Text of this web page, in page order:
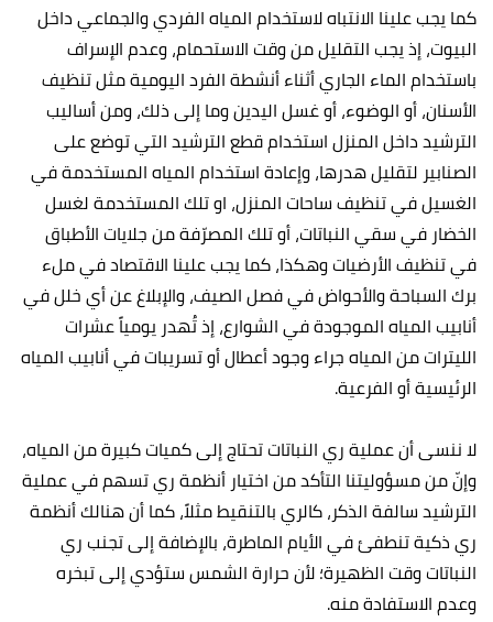
كما يجب علينا الانتباه لاستخدام المياه الفردي والجماعي داخل
البيوت، إذ يجب التقليل من وقت الاستحمام، وعدم الإسراف
باستخدام الماء الجاري أثناء أنشطة الفرد اليومية مثل تنظيف
الأسنان، أو الوضوء، أو غسل اليدين وما إلى ذلك، ومن أساليب
الترشيد داخل المنزل استخدام قطع الترشيد التي توضع على
الصنابير لتقليل هدرها، وإعادة استخدام المياه المستخدمة في
الغسيل في تنظيف ساحات المنزل، او تلك المستخدمة لغسل
الخضار في سقي النباتات، أو تلك المصرّفة من جلايات الأطباق
في تنظيف الأرضيات وهكذا، كما يجب علينا الاقتصاد في ملء
برك السباحة والأحواض في فصل الصيف، والإبلاغ عن أي خلل في
أنابيب المياه الموجودة في الشوارع، إذ تُهدر يومياً عشرات
الليترات من المياه جراء وجود أعطال أو تسريبات في أنابيب المياه
الرئيسية أو الفرعية.
لا ننسى أن عملية ري النباتات تحتاج إلى كميات كبيرة من المياه،
وإنّ من مسؤوليتنا التأكد من اختيار أنظمة ري تسهم في عملية
الترشيد سالفة الذكر، كالري بالتنقيط مثلاً، كما أن هنالك أنظمة
ري ذكية تنطفئ في الأيام الماطرة، بالإضافة إلى تجنب ري
النباتات وقت الظهيرة؛ لأن حرارة الشمس ستؤدي إلى تبخره
وعدم الاستفادة منه.